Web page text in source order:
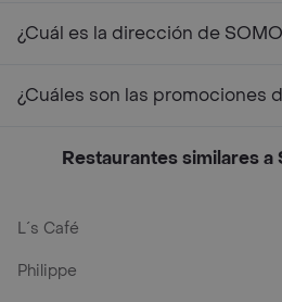
¿Cuál es la dirección de
¿Cuáles son las promociones
Restaurantes similares a
L´s Café
Philippe